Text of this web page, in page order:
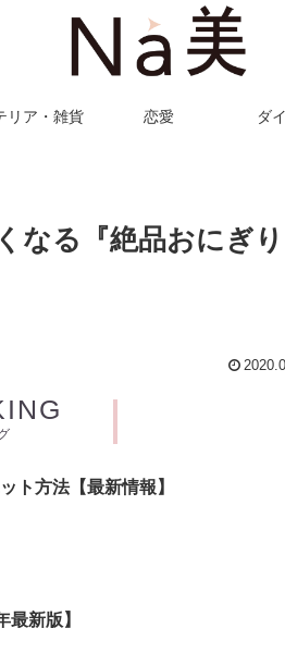
リア・雑貨 恋愛 ダ
なる『絶品おにぎり
ト方法【最新情報】
新版】